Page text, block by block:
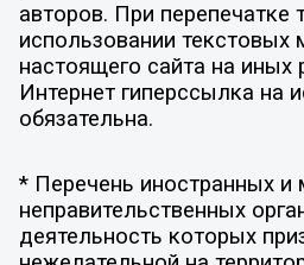
авторов. При перепечатке
использовании текстовых
настоящего сайта на иных
Интернет гиперссылка на
обязательна.
* Перечень иностранных
неправительственных
деятельность которых